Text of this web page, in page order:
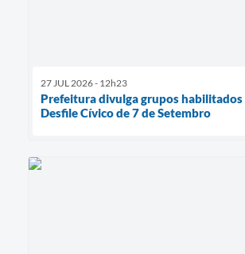
27 JUL 2026 - 12h23
Prefeitura divulga grupos habilitados
Desfile Cívico de 7 de Setembro